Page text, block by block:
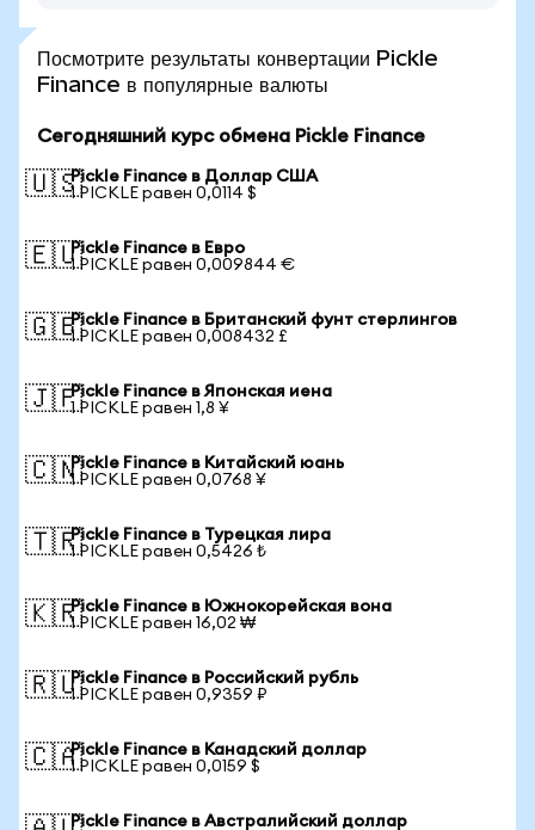
Посмотрите результаты конвертации Pickle
Finance в популярные валюты
Сегодняшний курс обмена Pickle Finance
🇺🇸Pickle Finance в Доллар США
1 PICKLE равен 0,0114 $
🇪🇺Pickle Finance в Евро
1 PICKLE равен 0,009844 €
🇬🇧Pickle Finance в Британский фунт стерлингов
1 PICKLE равен 0,008432 £
🇯🇵Pickle Finance в Японская иена
1 PICKLE равен 1,8 ¥
🇨🇳Pickle Finance в Китайский юань
1 PICKLE равен 0,0768 ¥
🇹🇷Pickle Finance в Турецкая лира
1 PICKLE равен 0,5426 ₺
🇰🇷Pickle Finance в Южнокорейская вона
1 PICKLE равен 16,02 ₩
🇷🇺Pickle Finance в Российский рубль
1 PICKLE равен 0,9359 ₽
🇨🇦Pickle Finance в Канадский доллар
1 PICKLE равен 0,0159 $
Pickle Finance в Австралийский доллар